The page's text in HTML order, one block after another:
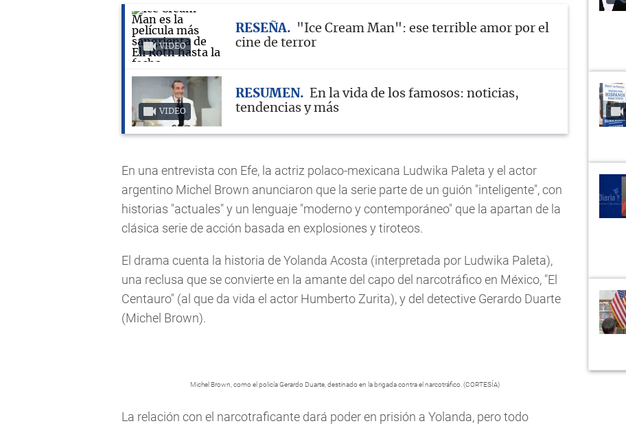
VIDEO
RESEÑA
"Ice Cream Man": ese terrible amor por el
cine de terror
VIDEO
RESUMEN
En la vida de los famosos: noticias,
tendencias y más
En una entrevista con Efe, la actriz polaco-mexicana Ludwika Paleta y el actor
argentino Michel Brown anunciaron que la serie parte de un guión "inteligente", con
historias "actuales" y un lenguaje "moderno y contemporáneo" que la apartan de la
clásica serie de acción basada en explosiones y tiroteos.
El drama cuenta la historia de Yolanda Acosta (interpretada por Ludwika Paleta),
una reclusa que se convierte en la amante del capo del narcotráfico en México, "El
Centauro" (al que da vida el actor Humberto Zurita), y del detective Gerardo Duarte
(Michel Brown).
Michel Brown, como el policía Gerardo Duarte, destinado en la brigada contra el narcotráfico. (CORTESÍA)
La relación con el narcotraficante dará poder en prisión a Yolanda, pero todo